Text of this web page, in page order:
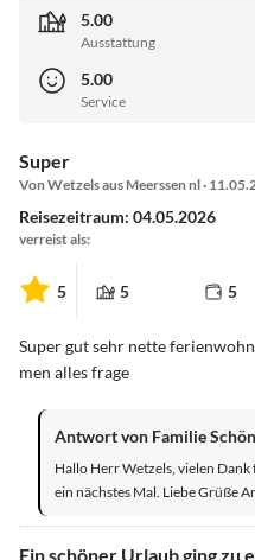
5.00
Ausstattung
5.00
Service
Super
Von Wetzels aus Meerssen nl ·
Reisezeitraum: 04.05.2026
verreist als:
5 5 5
Super gut sehr nette
men alles frage
Antwort von Familie
Hallo Herr Wetzels, vielen
ein nächstes Mal. Liebe Grüße
Ein schöner Urlaub ging zu